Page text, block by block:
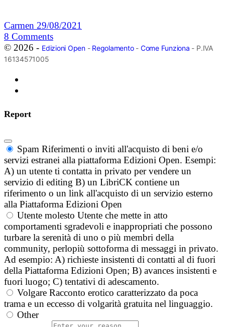
Carmen 29/08/2021
8 Comments
© 2026 - Edizioni Open- Regolamento- Come Funziona - P.IVA
16134571005
Report
Spam Riferimenti o inviti all'acquisto di beni e/o
servizi estranei alla piattaforma Edizioni Open. Esempi:
A) un utente ti contatta in privato per vendere un
servizio di editing B) un LibriCK contiene un
riferimento o un link all'acquisto di un servizio esterno
alla Piattaforma Edizioni Open
Utente molesto Utente che mette in atto
comportamenti sgradevoli e inappropriati che possono
turbare la serenità di uno o più membri della
community, perlopiù sottoforma di messaggi in privato.
Ad esempio: A) richieste insistenti di contatti al di fuori
della Piattaforma Edizioni Open; B) avances insistenti e
fuori luogo; C) tentativi di adescamento.
Volgare Racconto erotico caratterizzato da poca
trama e un eccesso di volgarità gratuita nel linguaggio.
Other